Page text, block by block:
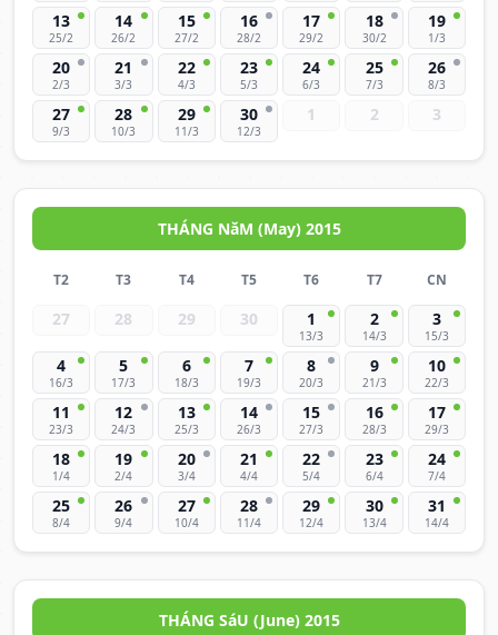
13
25/2
14
26/2
15
27/2
16
28/2
17
29/2
18
30/2
19
1/3
20
2/3
21
3/3
22
4/3
23
5/3
24
6/3
25
7/3
26
8/3
27
9/3
28
10/3
29
11/3
30
12/3
1 2 3
THÁNG NăM (May) 2015
T2 T3 T4 T5 T6 T7 CN
27 28 29 30 1
13/3
2
14/3
3
15/3
4
16/3
5
17/3
6
18/3
7
19/3
8
20/3
9
21/3
10
22/3
11
23/3
12
24/3
13
25/3
14
26/3
15
27/3
16
28/3
17
29/3
18
1/4
19
2/4
20
3/4
21
4/4
22
5/4
23
6/4
24
7/4
25
8/4
26
9/4
27
10/4
28
11/4
29
12/4
30
13/4
31
14/4
THÁNG SáU (June) 2015